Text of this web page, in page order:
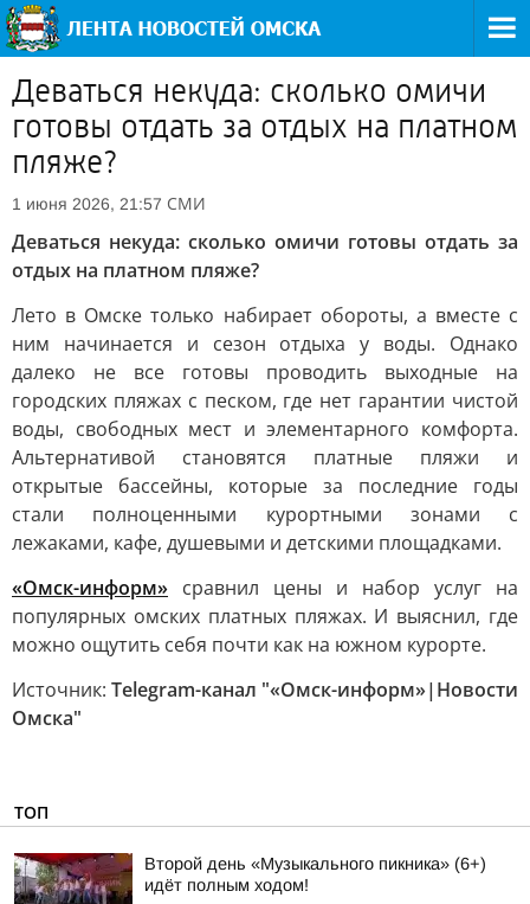
Деваться некуда: сколько омичи
готовы отдать за отдых на платном
пляже?
1 июня 2026, 21:57 СМИ
Деваться некуда: сколько омичи готовы отдать за
отдых на платном пляже?
Лето в Омске только набирает обороты, а вместе с
ним начинается и сезон отдыха у воды. Однако
далеко не все готовы проводить выходные на
городских пляжах с песком, где нет гарантии чистой
воды, свободных мест и элементарного комфорта.
Альтернативой становятся платные пляжи и
открытые бассейны, которые за последние годы
стали полноценными курортными зонами с
лежаками, кафе, душевыми и детскими площадками.
«Омск-информ» сравнил цены и набор услуг на
популярных омских платных пляжах. И выяснил, где
можно ощутить себя почти как на южном курорте.
Источник: Telegram-канал "«Омск-информ»|Новости
Омска"
ТОП
Второй день «Музыкального пикника» (6+)
идёт полным ходом!